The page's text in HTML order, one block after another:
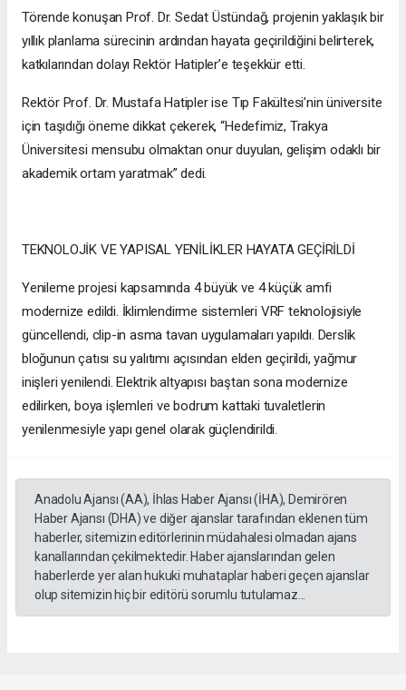
Törende konuşan Prof. Dr. Sedat Üstündağ, projenin yaklaşık bir
yıllık planlama sürecinin ardından hayata geçirildiğini belirterek,
katkılarından dolayı Rektör Hatipler’e teşekkür etti.
Rektör Prof. Dr. Mustafa Hatipler ise Tıp Fakültesi’nin üniversite
için taşıdığı öneme dikkat çekerek, “Hedefimiz, Trakya
Üniversitesi mensubu olmaktan onur duyulan, gelişim odaklı bir
akademik ortam yaratmak” dedi.
TEKNOLOJİK VE YAPISAL YENİLİKLER HAYATA GEÇİRİLDİ
Yenileme projesi kapsamında 4 büyük ve 4 küçük amfi
modernize edildi. İklimlendirme sistemleri VRF teknolojisiyle
güncellendi, clip-in asma tavan uygulamaları yapıldı. Derslik
bloğunun çatısı su yalıtımı açısından elden geçirildi, yağmur
inişleri yenilendi. Elektrik altyapısı baştan sona modernize
edilirken, boya işlemleri ve bodrum kattaki tuvaletlerin
yenilenmesiyle yapı genel olarak güçlendirildi.
Anadolu Ajansı (AA), İhlas Haber Ajansı (İHA), Demirören
Haber Ajansı (DHA) ve diğer ajanslar tarafından eklenen tüm
haberler, sitemizin editörlerinin müdahalesi olmadan ajans
kanallarından çekilmektedir. Haber ajanslarından gelen
haberlerde yer alan hukuki muhataplar haberi geçen ajanslar
olup sitemizin hiç bir editörü sorumlu tutulamaz...